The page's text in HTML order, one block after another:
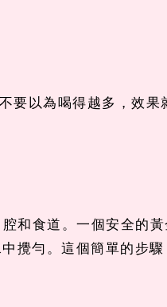
以為喝得越多，效果
和食道。一個安全的
攪勻。這個簡單的步